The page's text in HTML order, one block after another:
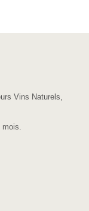
Vins Naturels,
mois.